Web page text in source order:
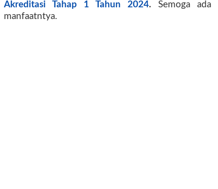
Akreditasi Tahap 1 Tahun 2024. Semoga ada
manfaatntya.